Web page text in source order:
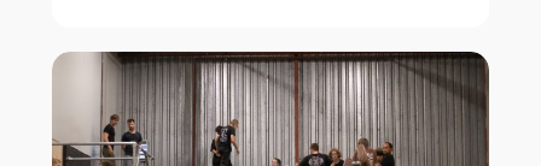
naast wekelijkse (buik)danslessen ook
dansworkshops aan bedrijven en
particulieren(denk aan teamuitjes,